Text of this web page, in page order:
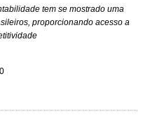
tem se mostrado uma
proporcionando acesso a